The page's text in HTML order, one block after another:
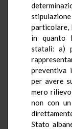
particolare,
in quanto
statali: a)
preventiva
per avere
mero
non con
Stato